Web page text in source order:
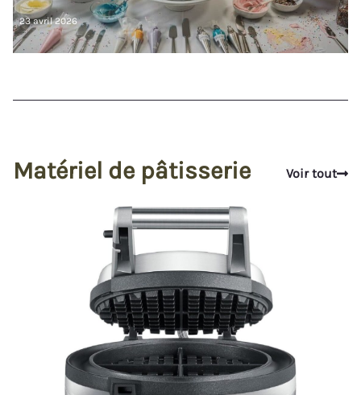
23 avril 2026
Matériel de pâtisserie Voir tout